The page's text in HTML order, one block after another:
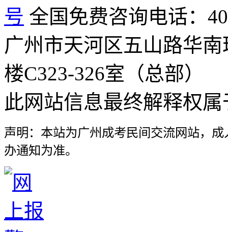
号 全国免费咨询电话：
广州市天河区五山路华
楼C323-326室（总部）
此网站信息最终解释权
声明：本站为广州成考民间交流网站，
办通知为准。